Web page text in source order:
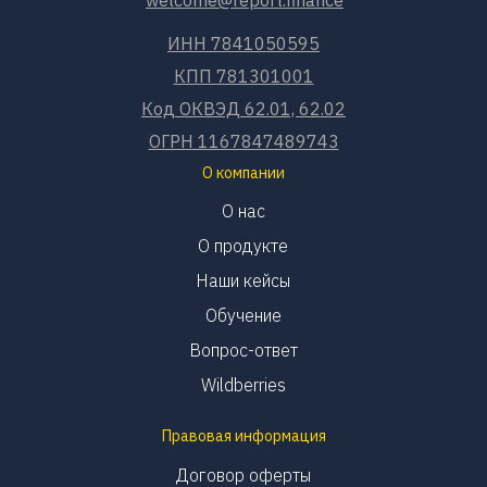
О компании
О нас
О продукте
Наши кейсы
Обучение
Вопрос-ответ
Правовая информация
Договор оферты
Wildberries
ИНН 7841050595
КПП 781301001
Код ОКВЭД 62.01, 62.02
ОГРН 1167847489743